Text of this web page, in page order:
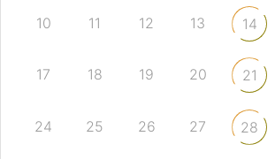
10 11 12 13 14
17 18 19 20 21
24 25 26 27 28